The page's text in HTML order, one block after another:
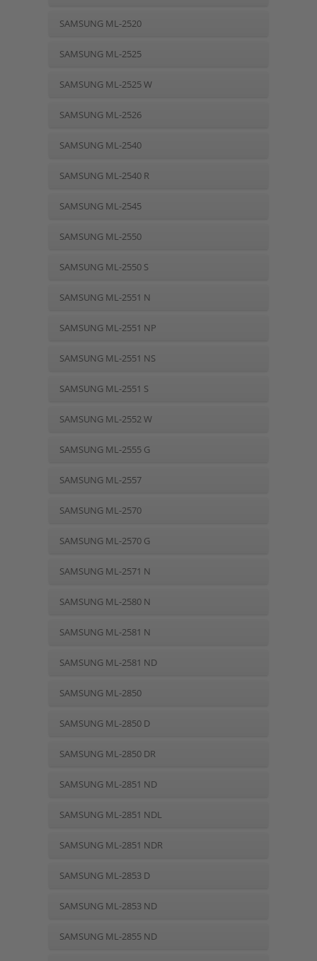
SAMSUNG ML-2520
SAMSUNG ML-2525
SAMSUNG ML-2525 W
SAMSUNG ML-2526
SAMSUNG ML-2540
SAMSUNG ML-2540 R
SAMSUNG ML-2545
SAMSUNG ML-2550
SAMSUNG ML-2550 S
SAMSUNG ML-2551 N
SAMSUNG ML-2551 NP
SAMSUNG ML-2551 NS
SAMSUNG ML-2551 S
SAMSUNG ML-2552 W
SAMSUNG ML-2555 G
SAMSUNG ML-2557
SAMSUNG ML-2570
SAMSUNG ML-2570 G
SAMSUNG ML-2571 N
SAMSUNG ML-2580 N
SAMSUNG ML-2581 N
SAMSUNG ML-2581 ND
SAMSUNG ML-2850
SAMSUNG ML-2850 D
SAMSUNG ML-2850 DR
SAMSUNG ML-2851 ND
SAMSUNG ML-2851 NDL
SAMSUNG ML-2851 NDR
SAMSUNG ML-2853 D
SAMSUNG ML-2853 ND
SAMSUNG ML-2855 ND